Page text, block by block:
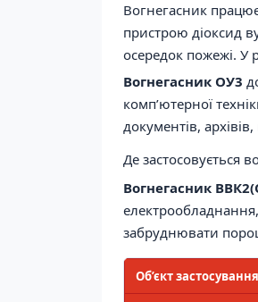
Вогнегасник
пристрою діоксид
осередок пожежі. У
Вогнегасник ОУ3
комп’ютерної
документів,
Де застосовується
Вогнегасник
забруднювати
Об’єкт застосування